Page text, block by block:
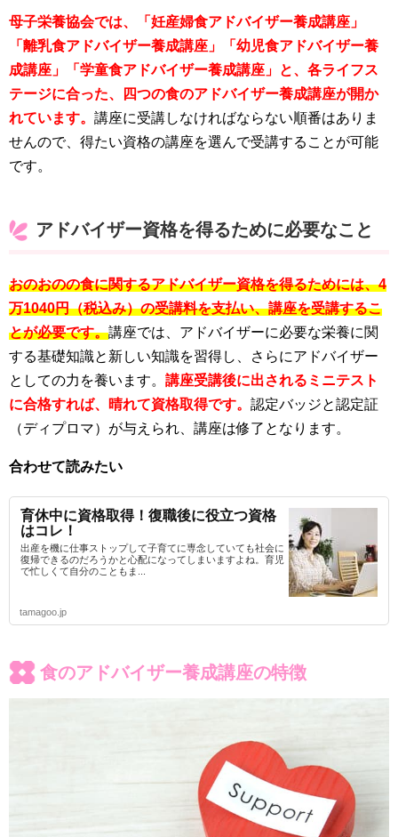
母子栄養協会では、「妊産婦食アドバイザー養成講座」
「離乳食アドバイザー養成講座」「幼児食アドバイザー養
成講座」「学童食アドバイザー養成講座」と、各ライフス
テージに合った、四つの食のアドバイザー養成講座が開か
れています。 講座に受講しなければならない順番はありま
せんので、得たい資格の講座を選んで受講することが可能
です。
アドバイザー資格を得るために必要なこと
おのおのの食に関するアドバイザー資格を得るためには、4
万1040円（税込み）の受講料を支払い、講座を受講するこ
とが必要です。講座では、アドバイザーに必要な栄養に関
する基礎知識と新しい知識を習得し、さらにアドバイザー
としての力を養います。 講座受講後に出されるミニテスト
に合格すれば、晴れて資格取得です。 認定バッジと認定証
（ディプロマ）が与えられ、講座は修了となります。
合わせて読みたい
育休中に資格取得！復職後に役立つ資格
はコレ！
出産を機に仕事ストップして子育てに専念していても社会に
復帰できるのだろうかと心配になってしまいますよね。育児
で忙しくて自分のこともま...
tamagoo.jp
食のアドバイザー養成講座の特徴